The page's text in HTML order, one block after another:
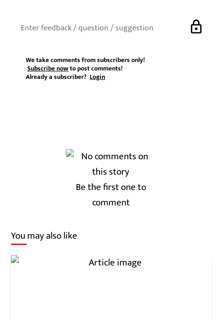
lock
We take comments from subscribers only!
Subscribe nowto post comments!
Already a subscriber?Login
Be the first one to
comment
You may also like